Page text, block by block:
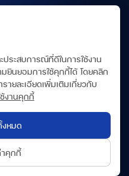
คคล
ม ดิสทิบิวชั่น จำกัด (มหาชน)
ประสบการณ์ที่ดีในการใช้งาน
ยินยอมการใช้คุกกี้ได้ โดยคลิก
ยละเอียดเพิ่มเติมเกี่ยวกับ
งานคุกกี้
หมด
คุกกี้